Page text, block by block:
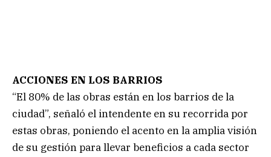
ACCIONES EN LOS BARRIOS
“El 80% de las obras están en los barrios de la
ciudad”, señaló el intendente en su recorrida por
estas obras, poniendo el acento en la amplia visión
de su gestión para llevar beneficios a cada sector